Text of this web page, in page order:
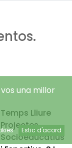
Temps Lliure
Projectes
Socioeducatius
una millor
Estic d'acord